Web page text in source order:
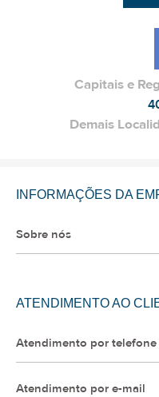
Capitais e
Demais
INFORMAÇÕES DA
Sobre nós
ATENDIMENTO AO
Atendimento por telefone
Atendimento por e-mail